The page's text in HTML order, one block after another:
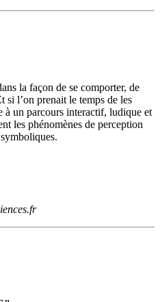
la façon de se comporter, de
si l’on prenait le temps de les
à un parcours interactif, ludique et
les phénomènes de perception